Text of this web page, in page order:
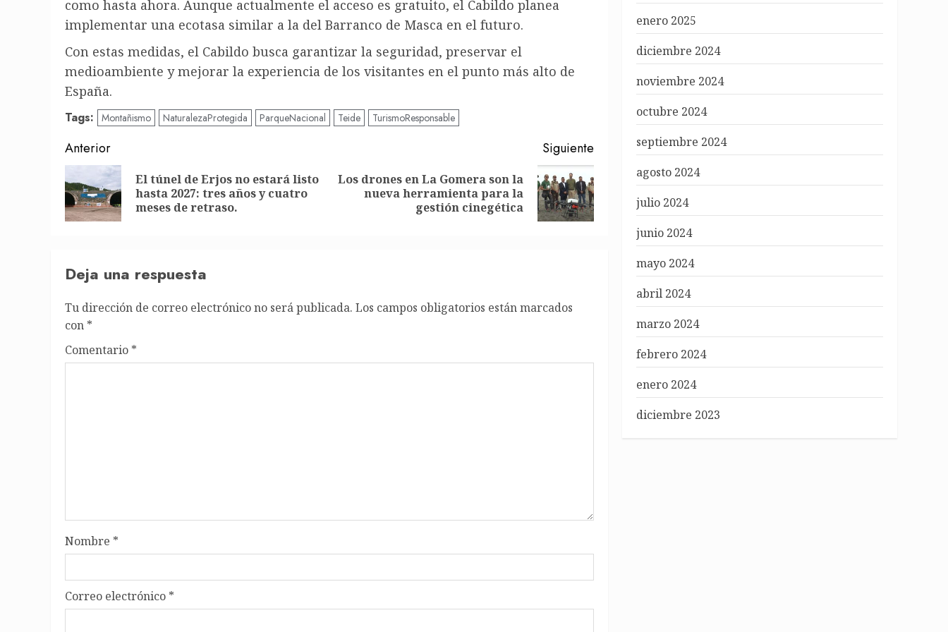
como hasta ahora. Aunque actualmente el acceso es gratuito, el Cabildo planea
implementar una ecotasa similar a la del Barranco de Masca en el futuro.
Con estas medidas, el Cabildo busca garantizar la seguridad, preservar el
medioambiente y mejorar la experiencia de los visitantes en el punto más alto de
España.
Tags: Montañismo NaturalezaProtegida ParqueNacional Teide TurismoResponsable
Post
navigation
Anterior
Entrada
El túnel de Erjos no estará listo
hasta 2027: tres años y cuatro
meses de retraso.
Siguiente
Siguiente
Los drones en La Gomera son la
nueva herramienta para la
gestión cinegética
Deja una respuesta
Tu dirección de correo electrónico no será publicada. Los campos obligatorios están marcados
con *
Comentario *
Nombre *
Correo electrónico *
enero 2025
diciembre 2024
noviembre 2024
octubre 2024
septiembre 2024
agosto 2024
julio 2024
junio 2024
mayo 2024
abril 2024
marzo 2024
febrero 2024
enero 2024
diciembre 2023